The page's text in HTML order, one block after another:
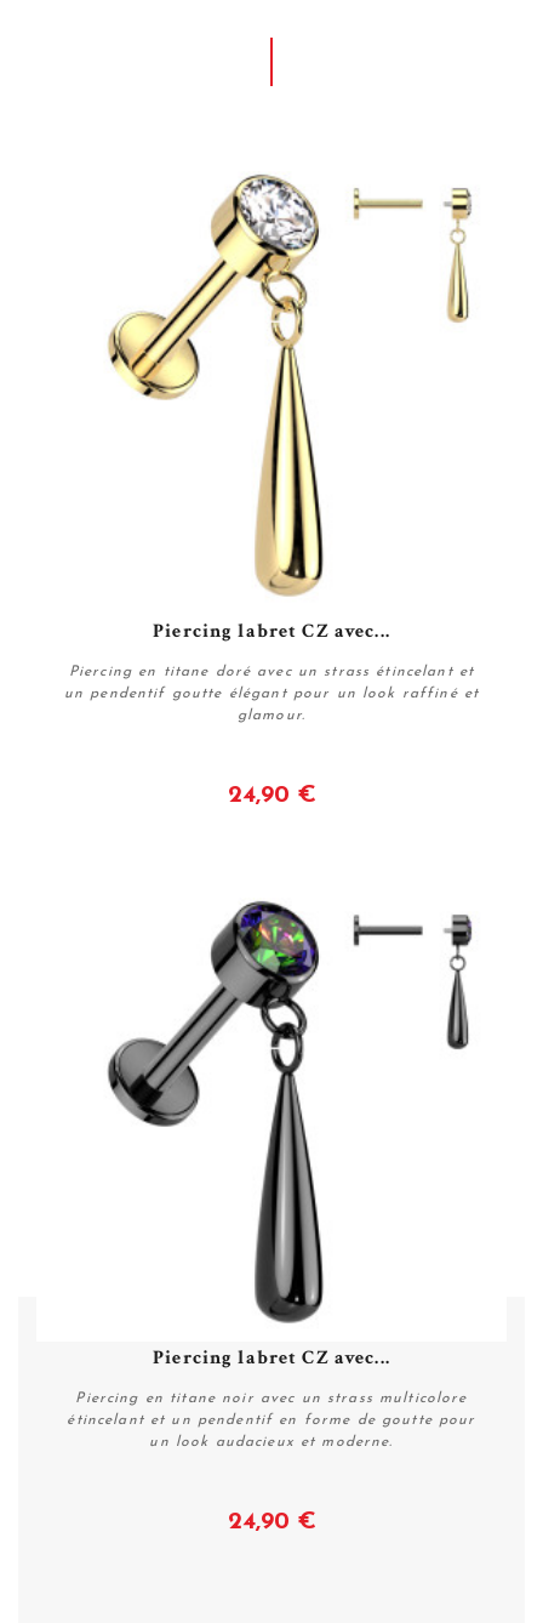
Piercing labret CZ avec...
Piercing en titane doré avec un strass étincelant et
un pendentif goutte élégant pour un look raffiné et
glamour.
24,90 €
Piercing labret CZ avec...
Piercing en titane noir avec un strass multicolore
étincelant et un pendentif en forme de goutte pour
un look audacieux et moderne.
24,90 €